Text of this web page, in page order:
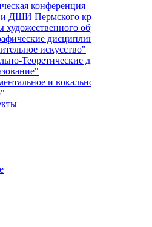
конференция
ДШИ Пермского края
образования"
дисциплины"
искусство"
Теоретические дисциплины и
и вокальное